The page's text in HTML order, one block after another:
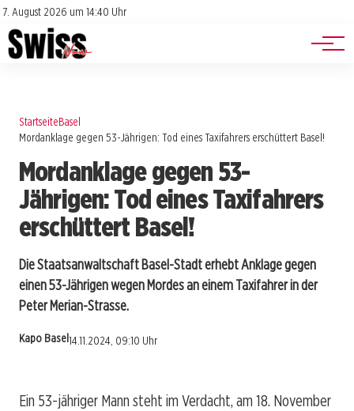
7. August 2026 um 14:40 Uhr
Impressum
Datenschutz
Jobs
Events
StartseiteBasel
Mordanklage gegen 53-Jährigen: Tod eines Taxifahrers erschüttert Basel!
Mordanklage gegen 53-
Jährigen: Tod eines Taxifahrers
erschüttert Basel!
Die Staatsanwaltschaft Basel-Stadt erhebt Anklage gegen
einen 53-Jährigen wegen Mordes an einem Taxifahrer in der
Peter Merian-Strasse.
Kapo Basel14.11.2024, 09:10 Uhr
Ein 53-jähriger Mann steht im Verdacht, am 18. November